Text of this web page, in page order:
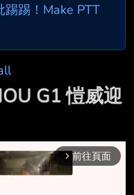
踢踢！Make PTT
G1 愷威迎
arrow_forward_ios 前往頁面